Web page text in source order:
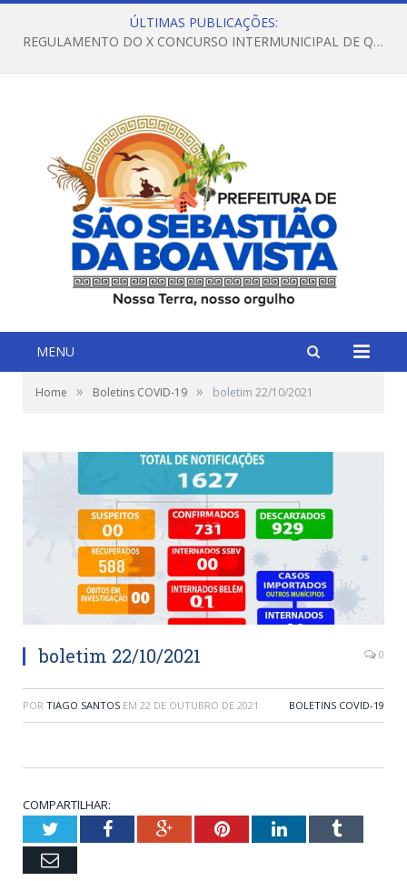
ÚLTIMAS PUBLICAÇÕES:
REGULAMENTO DO X CONCURSO INTERMUNICIPAL DE QUADRILHAS JUNINAS – 2026 – ARRAIÁ DA VENEZA
MENU
Home » Boletins COVID-19 » boletim 22/10/2021
boletim 22/10/2021 0
POR TIAGO SANTOS EM 22 DE OUTUBRO DE 2021 BOLETINS COVID-19
COMPARTILHAR:
TwitterFacebookGoogle+PinterestLinkedInTumblr
Email